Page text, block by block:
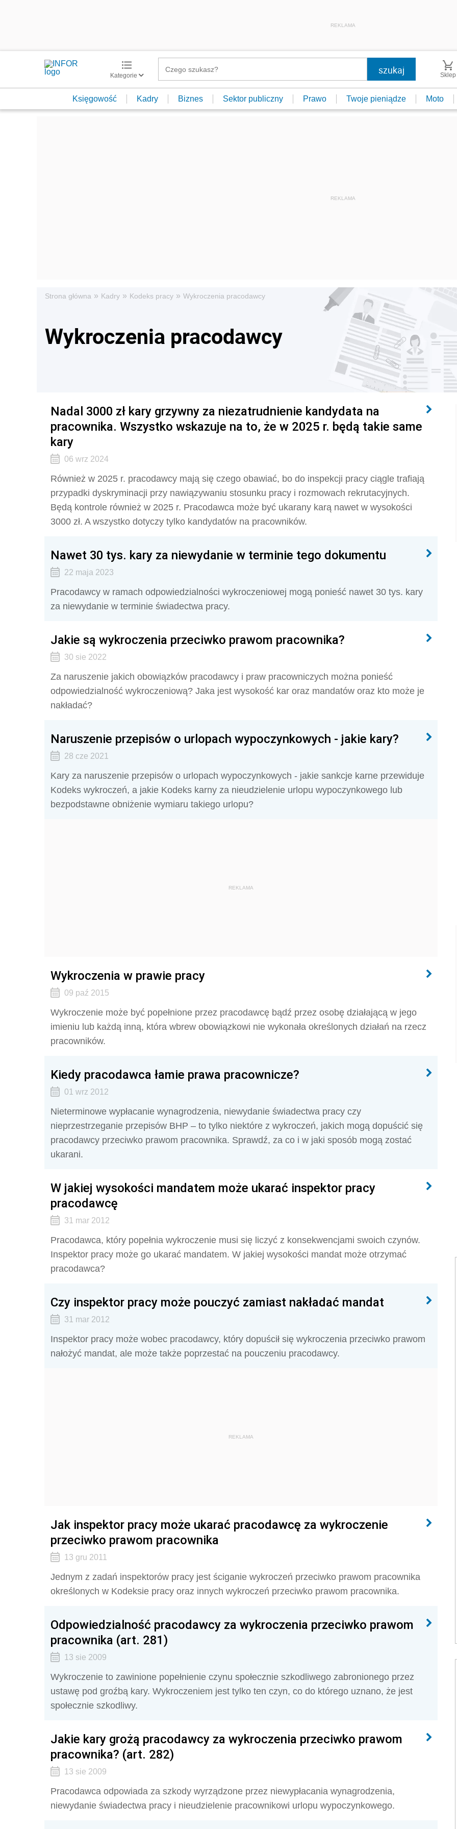
REKLAMA
Kategorie Sklep
Księgowość Kadry Biznes Sektor publiczny Prawo Twoje pieniądze Moto
Strona główna » Kadry » Kodeks pracy » Wykroczenia pracodawcy
Wykroczenia pracodawcy
Nadal 3000 zł kary grzywny za niezatrudnienie kandydata na
pracownika. Wszystko wskazuje na to, że w 2025 r. będą takie same
kary
06 wrz 2024
Również w 2025 r. pracodawcy mają się czego obawiać, bo do inspekcji pracy ciągle trafiają
przypadki dyskryminacji przy nawiązywaniu stosunku pracy i rozmowach rekrutacyjnych.
Będą kontrole również w 2025 r. Pracodawca może być ukarany karą nawet w wysokości
3000 zł. A wszystko dotyczy tylko kandydatów na pracowników.
Nawet 30 tys. kary za niewydanie w terminie tego dokumentu
22 maja 2023
Pracodawcy w ramach odpowiedzialności wykroczeniowej mogą ponieść nawet 30 tys. kary
za niewydanie w terminie świadectwa pracy.
Jakie są wykroczenia przeciwko prawom pracownika?
30 sie 2022
Za naruszenie jakich obowiązków pracodawcy i praw pracowniczych można ponieść
odpowiedzialność wykroczeniową? Jaka jest wysokość kar oraz mandatów oraz kto może je
nakładać?
Naruszenie przepisów o urlopach wypoczynkowych - jakie kary?
28 cze 2021
Kary za naruszenie przepisów o urlopach wypoczynkowych - jakie sankcje karne przewiduje
Kodeks wykroczeń, a jakie Kodeks karny za nieudzielenie urlopu wypoczynkowego lub
bezpodstawne obniżenie wymiaru takiego urlopu?
REKLAMA
Wykroczenia w prawie pracy
09 paź 2015
Wykroczenie może być popełnione przez praco­dawcę bądź przez osobę działającą w jego
imieniu lub każdą inną, która wbrew obowiązkowi nie wyko­nała określonych działań na rzecz
pracowników.
Kiedy pracodawca łamie prawa pracownicze?
01 wrz 2012
Nieterminowe wypłacanie wynagrodzenia, niewydanie świadectwa pracy czy
nieprzestrzeganie przepisów BHP – to tylko niektóre z wykroczeń, jakich mogą dopuścić się
pracodawcy przeciwko prawom pracownika. Sprawdź, za co i w jaki sposób mogą zostać
ukarani.
W jakiej wysokości mandatem może ukarać inspektor pracy
pracodawcę
31 mar 2012
Pracodawca, który popełnia wykroczenie musi się liczyć z konsekwencjami swoich czynów.
Inspektor pracy może go ukarać mandatem. W jakiej wysokości mandat może otrzymać
pracodawca?
Czy inspektor pracy może pouczyć zamiast nakładać mandat
31 mar 2012
Inspektor pracy może wobec pracodawcy, który dopuścił się wykroczenia przeciwko prawom
nałożyć mandat, ale może także poprzestać na pouczeniu pracodawcy.
REKLAMA
Jak inspektor pracy może ukarać pracodawcę za wykroczenie
przeciwko prawom pracownika
13 gru 2011
Jednym z zadań inspektorów pracy jest ściganie wykroczeń przeciwko prawom pracownika
określonych w Kodeksie pracy oraz innych wykroczeń przeciwko prawom pracownika.
Odpowiedzialność pracodawcy za wykroczenia przeciwko prawom
pracownika (art. 281)
13 sie 2009
Wykroczenie to zawinione popełnienie czynu społecznie szkodliwego zabronionego przez
ustawę pod groźbą kary. Wykroczeniem jest tylko ten czyn, co do którego uznano, że jest
społecznie szkodliwy.
Jakie kary grożą pracodawcy za wykroczenia przeciwko prawom
pracownika? (art. 282)
13 sie 2009
Pracodawca odpowiada za szkody wyrządzone przez niewypłacania wynagrodzenia,
niewydanie świadectwa pracy i nieudzielenie pracownikowi urlopu wypoczynkowego.